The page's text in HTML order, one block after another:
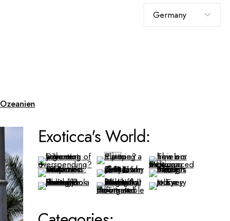
auswählen
Ozeanien
Exoticca's World: